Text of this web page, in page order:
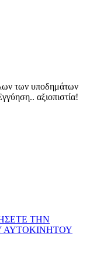
των υποδημάτων
αξιοπιστία!
ΤΗΝ
ΑΥΤΟΚΙΝΗΤΟΥ